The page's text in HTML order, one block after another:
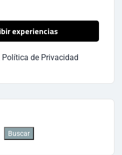
Política de Privacidad
Buscar